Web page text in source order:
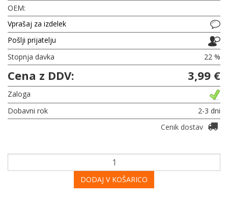
OEM:
Vprašaj za izdelek
Pošlji prijatelju
Stopnja davka
22 %
Cena z DDV: 3,99 €
Zaloga
Dobavni rok
2-3 dni
Cenik dostav
DODAJ V KOŠARICO